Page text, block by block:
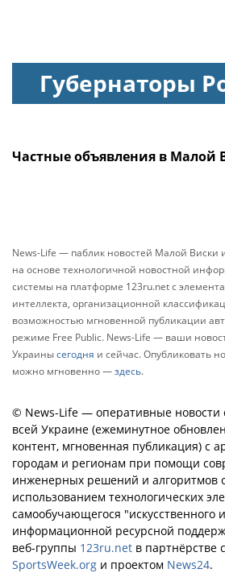
Губернаторы
Частные объявления в Малой
News-Life — паблик новостей Малой Виски
на основе технологичной новостной
системы на платформе 123ru.net с
интеллекта, организационной
возможностью мгновенной публикации
режиме Free Public. News-Life — ваши
Украинысегодня и сейчас. Опубликовать
можно мгновенно —здесь.
© News-Life — оперативные новости
всей Украине (ежеминутное
контент, мгновенная публикация) с
городам и регионам при помощи
инженерных решений и алгоритмов
использованием технологических
самообучающегося "искусственного
информационной ресурсной
веб-группы 123ru.net в партнёрстве
SportsWeek.org и проектом News24.